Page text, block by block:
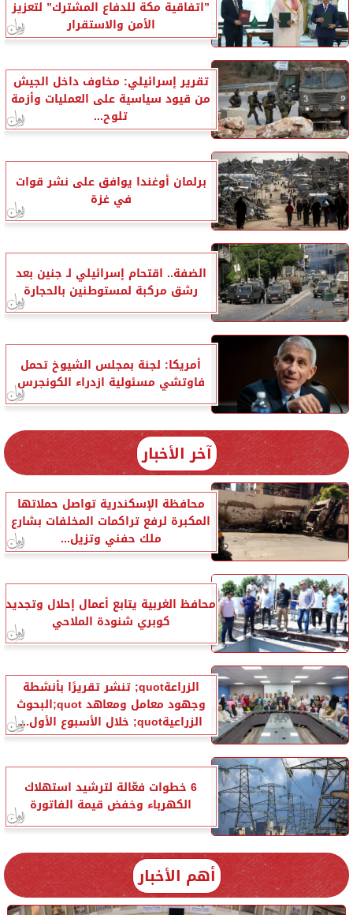
”اتفاقية مكة للدفاع المشترك” لتعزيز
الأمن والاستقرار
تقرير إسرائيلي: مخاوف داخل الجيش
من قيود سياسية على العمليات وأزمة
تلوح...
برلمان أوغندا يوافق على نشر قوات
في غزة
الضفة.. اقتحام إسرائيلي لـ جنين بعد
رشق مركبة لمستوطنين بالحجارة
أمريكا: لجنة بمجلس الشيوخ تحمل
فاوتشي مسئولية ازدراء الكونجرس
آخر الأخبار
محافظة الإسكندرية تواصل حملاتها
المكبرة لرفع تراكمات المخلفات بشارع
ملك حفني وتزيل...
محافظ الغربية يتابع أعمال إحلال وتجديد
كوبري شنودة الملاحي
الزراعةquot; تنشر تقريرًا بأنشطة
وجهود معامل ومعاهد quot;البحوث
الزراعيةquot; خلال الأسبوع الأول...
6 خطوات فعّالة لترشيد استهلاك
الكهرباء وخفض قيمة الفاتورة
أهم الأخبار